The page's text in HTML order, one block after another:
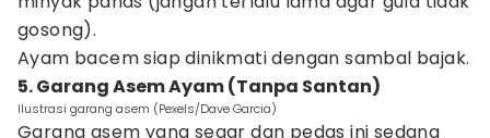
gosong).
Ayam bacem siap dinikmati dengan sambal bajak.
5. Garang Asem Ayam (Tanpa Santan)
Ilustrasi garang asem (Pexels/Dave Garcia)
Garang asem yang segar dan pedas ini sedang